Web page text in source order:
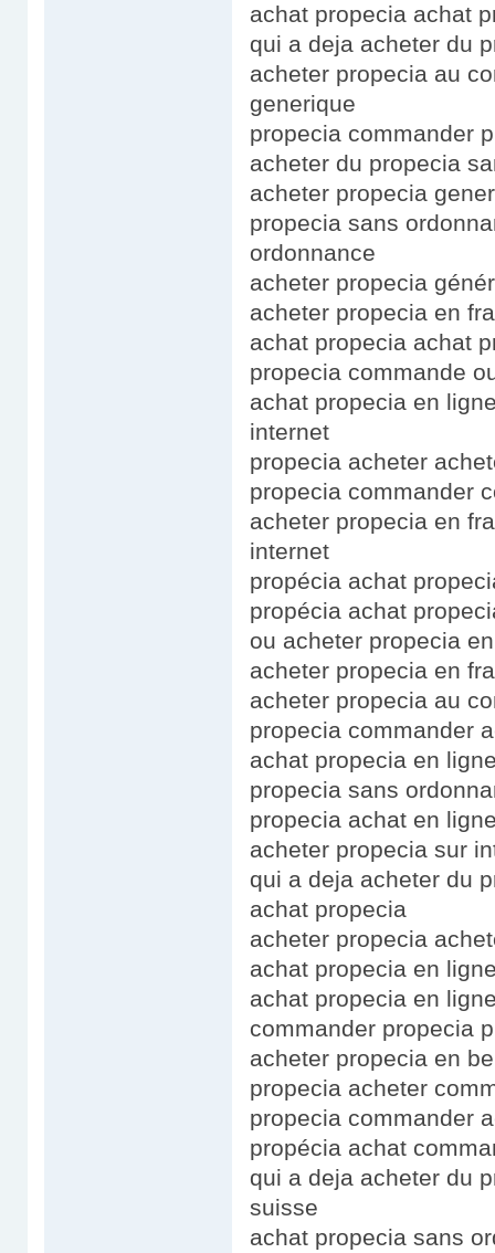
achat propecia achat
qui a deja acheter du
acheter propecia au
generique
propecia commander
acheter du propecia
acheter propecia
propecia sans
ordonnance
acheter propecia
acheter propecia en
achat propecia achat
propecia commande
achat propecia en
internet
propecia acheter
propecia commander
acheter propecia en
internet
propécia achat
propécia achat
ou acheter propecia
acheter propecia en
acheter propecia au
propecia commander
achat propecia en
propecia sans
propecia achat en
acheter propecia sur
qui a deja acheter du
achat propecia
acheter propecia
achat propecia en
achat propecia en
commander propecia
acheter propecia en
propecia acheter
propecia commander
propécia achat
qui a deja acheter du
suisse
achat propecia sans